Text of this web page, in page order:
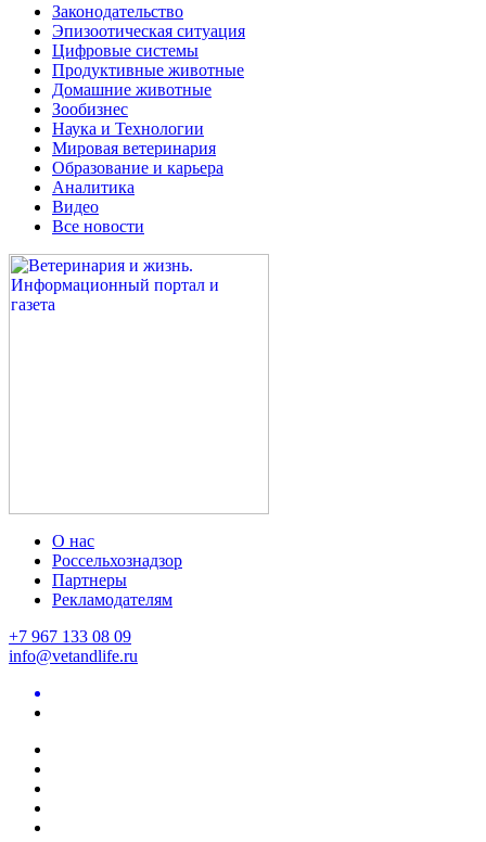
Законодательство
Эпизоотическая ситуация
Цифровые системы
Продуктивные животные
Домашние животные
Зообизнес
Наука и Технологии
Мировая ветеринария
Образование и карьера
Аналитика
Видео
Все новости
О нас
Россельхознадзор
Партнеры
Рекламодателям
+7 967 133 08 09
info@vetandlife.ru